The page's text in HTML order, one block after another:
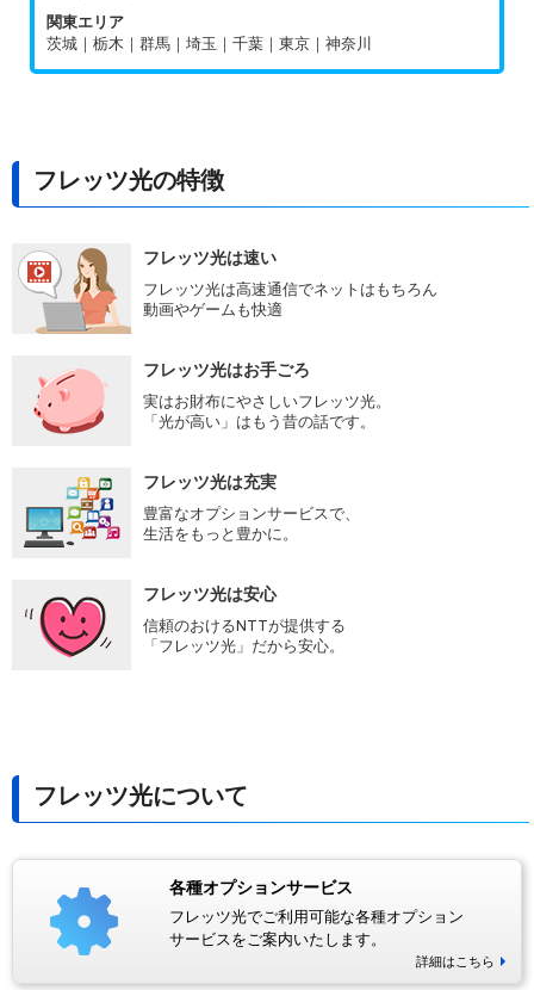
関東エリア
茨城｜栃木｜群馬｜埼玉｜千葉｜東京｜神奈川
フレッツ光の特徴
フレッツ光は速い
フレッツ光は高速通信でネットはもちろん
動画やゲームも快適
フレッツ光はお手ごろ
実はお財布にやさしいフレッツ光。
「光が高い」はもう昔の話です。
フレッツ光は充実
豊富なオプションサービスで、
生活をもっと豊かに。
フレッツ光は安心
信頼のおけるNTTが提供する
「フレッツ光」だから安心。
フレッツ光について
各種オプションサービス
フレッツ光でご利用可能な各種オプション
サービスをご案内いたします。
詳細はこちら